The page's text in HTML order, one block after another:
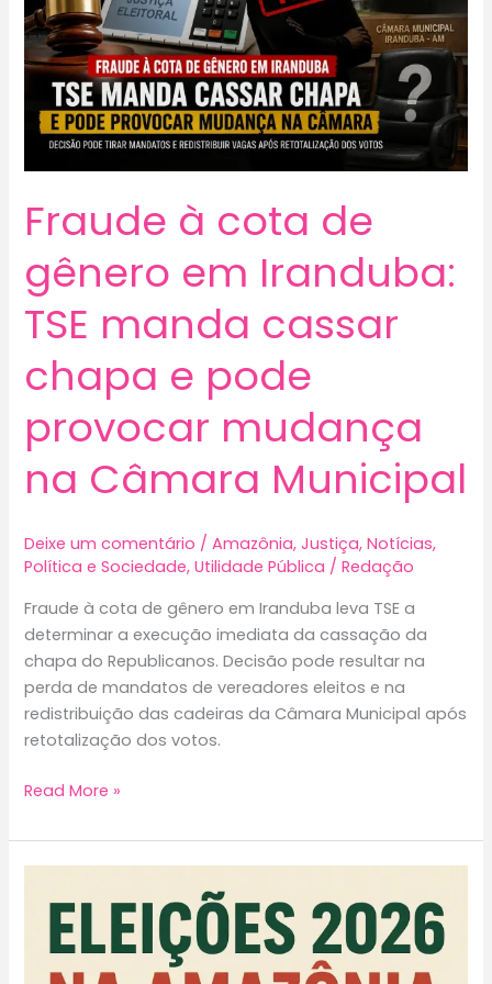
Fraude à cota de
gênero em Iranduba:
TSE manda cassar
chapa e pode
provocar mudança
na Câmara Municipal
Deixe um comentário /Amazônia,Justiça,Notícias,
Política e Sociedade,Utilidade Pública /Redação
Fraude à cota de gênero em Iranduba leva TSE a
determinar a execução imediata da cassação da
chapa do Republicanos. Decisão pode resultar na
perda de mandatos de vereadores eleitos e na
redistribuição das cadeiras da Câmara Municipal após
retotalização dos votos.
Fraude
cota
de
Iranduba:
TSE
Read More »